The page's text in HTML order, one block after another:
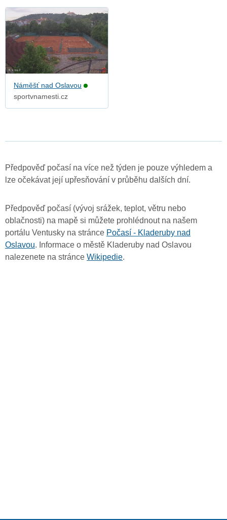
Náměšť nad Oslavou
sportvnamesti.cz
Předpověď počasí na více než týden je pouze výhledem a
lze očekávat její upřesňování v průběhu dalších dní.
Předpověď počasí (vývoj srážek, teplot, větru nebo
oblačnosti) na mapě si můžete prohlédnout na našem
portálu Ventusky na stránce Počasí - Kladeruby nad
Oslavou. Informace o městě Kladeruby nad Oslavou
nalezenete na stránce Wikipedie.